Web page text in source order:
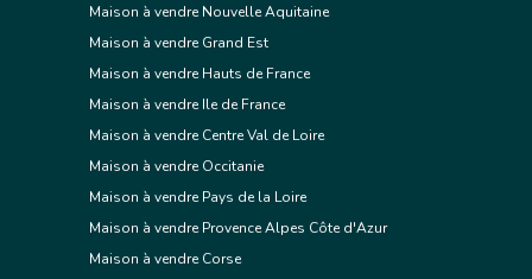
Maison à vendre Nouvelle Aquitaine
Maison à vendre Grand Est
Maison à vendre Hauts de France
Maison à vendre Ile de France
Maison à vendre Centre Val de Loire
Maison à vendre Occitanie
Maison à vendre Pays de la Loire
Maison à vendre Provence Alpes Côte d'Azur
Maison à vendre Corse